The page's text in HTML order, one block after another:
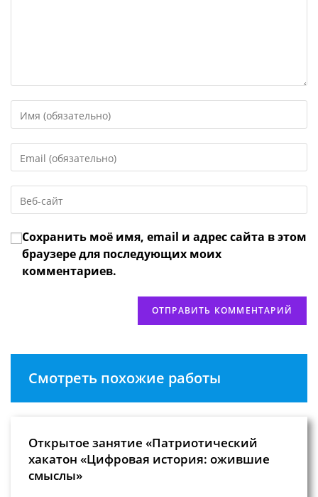
свое
или
имя
чтобы
прокомментировать
свой
адрес,
чтобы
URL
веб-
сайта
(необязательно)
Сохранить моё имя, email и адрес сайта в этом
браузере для последующих моих
комментариев.
Смотреть похожие работы
Открытое занятие «Патриотический
хакатон «Цифровая история: ожившие
смыслы»